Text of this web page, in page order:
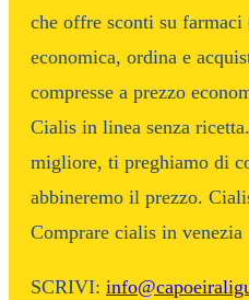
che offre sconti su farmaci
economica, ordina e
compresse a prezzo
Cialis in linea senza
migliore, ti preghiamo di
abbineremo il prezzo.
Comprare cialis in venezia
SCRIVI: